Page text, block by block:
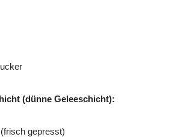
(dünne Geleeschicht):
gepresst)